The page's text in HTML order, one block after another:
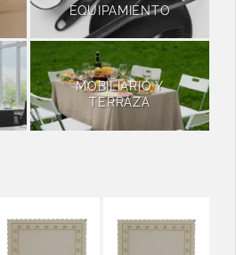
EQUIPAMIENTO
MOBILIARIO Y
TERRAZA